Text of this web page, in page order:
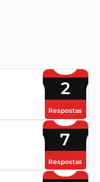
2
Respostas
7
Respostas